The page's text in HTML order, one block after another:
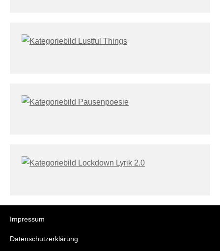
Impressum
Datenschutzerklärung